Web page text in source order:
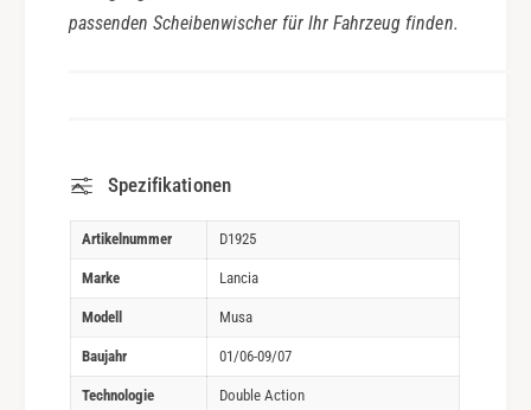
passenden Scheibenwischer für Ihr Fahrzeug finden.
Spezifikationen
Artikelnummer D1925
Marke Lancia
Modell Musa
Baujahr 01/06-09/07
Technologie Double Action